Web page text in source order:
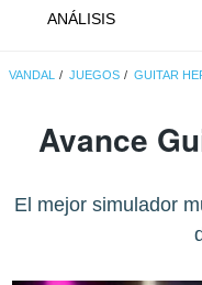
ANÁLISIS
VANDAL JUEGOS GUITAR
Avance
El mejor simulador